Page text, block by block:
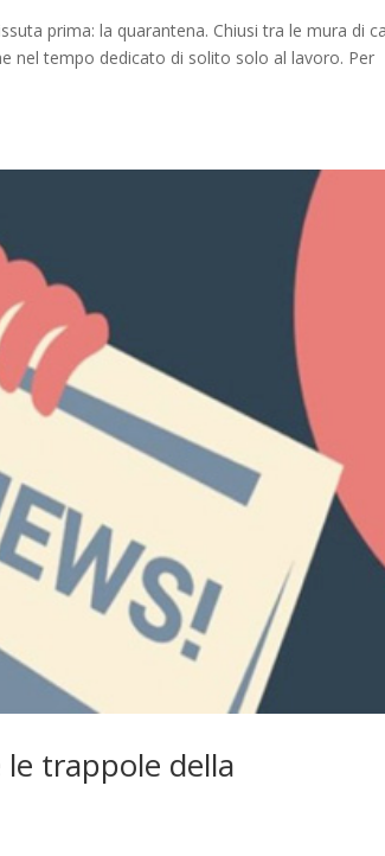
prima: la quarantena. Chiusi tra le mura di
nel tempo dedicato di solito solo al lavoro. Per
le trappole della